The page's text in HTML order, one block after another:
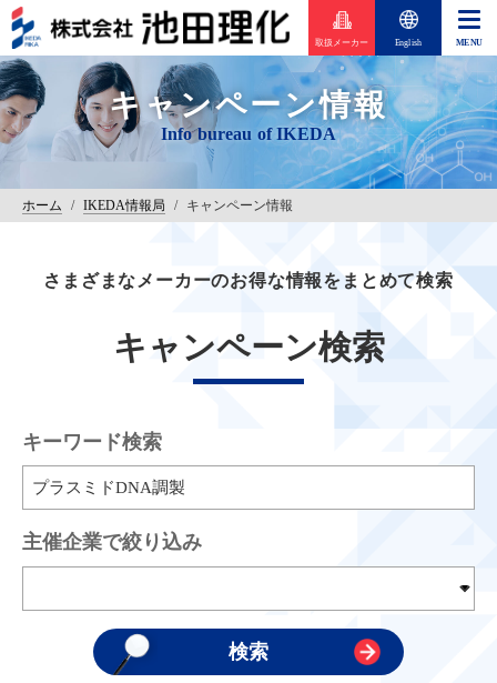
取扱メーカー English
キャンペーン情報
ホーム / IKEDA情報局 / キャンペーン情報
さまざまなメーカーのお得な情報をまとめて検索
キャンペーン検索
キーワード検索
主催企業で絞り込み